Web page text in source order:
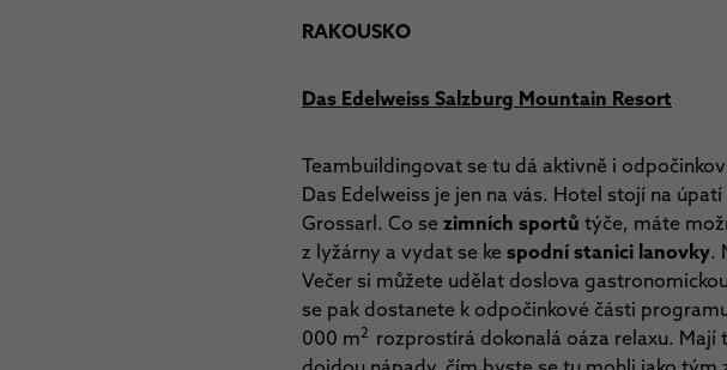
RAKOUSKO
Das Edelweiss Salzburg Mountain Resort
Teambuildingovat se tu dá aktivně i
Das Edelweiss je jen na vás. Hotel stojí na
Grossarl. Co se zimních sportů týče, máte
z lyžárny a vydat se ke spodní stanici lanovky.
Večer si můžete udělat doslova
se pak dostanete k odpočinkové části
000 m2 rozprostírá dokonalá oáza relaxu. Mají